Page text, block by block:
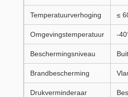
Temperatuurverhoging ≤
Omgevingstemperatuur -
Beschermingsniveau
Brandbescherming
Drukverminderaar